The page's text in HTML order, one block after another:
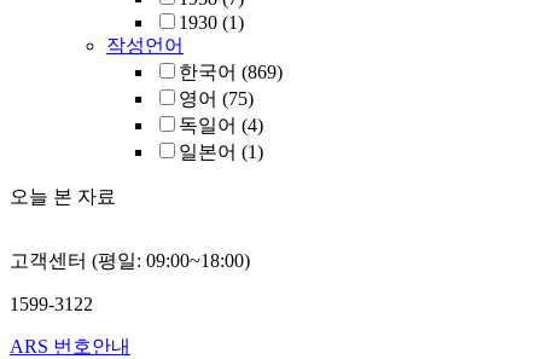
1930 (1)
작성언어
한국어 (869)
영어 (75)
독일어 (4)
일본어 (1)
오늘 본 자료
고객센터 (평일: 09:00~18:00)
1599-3122
ARS 번호안내